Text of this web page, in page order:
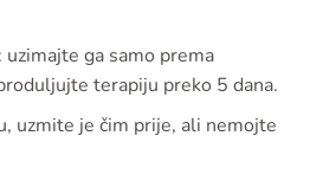
ga samo prema
terapiju preko 5 dana.
uzmite je čim prije, ali nemojte